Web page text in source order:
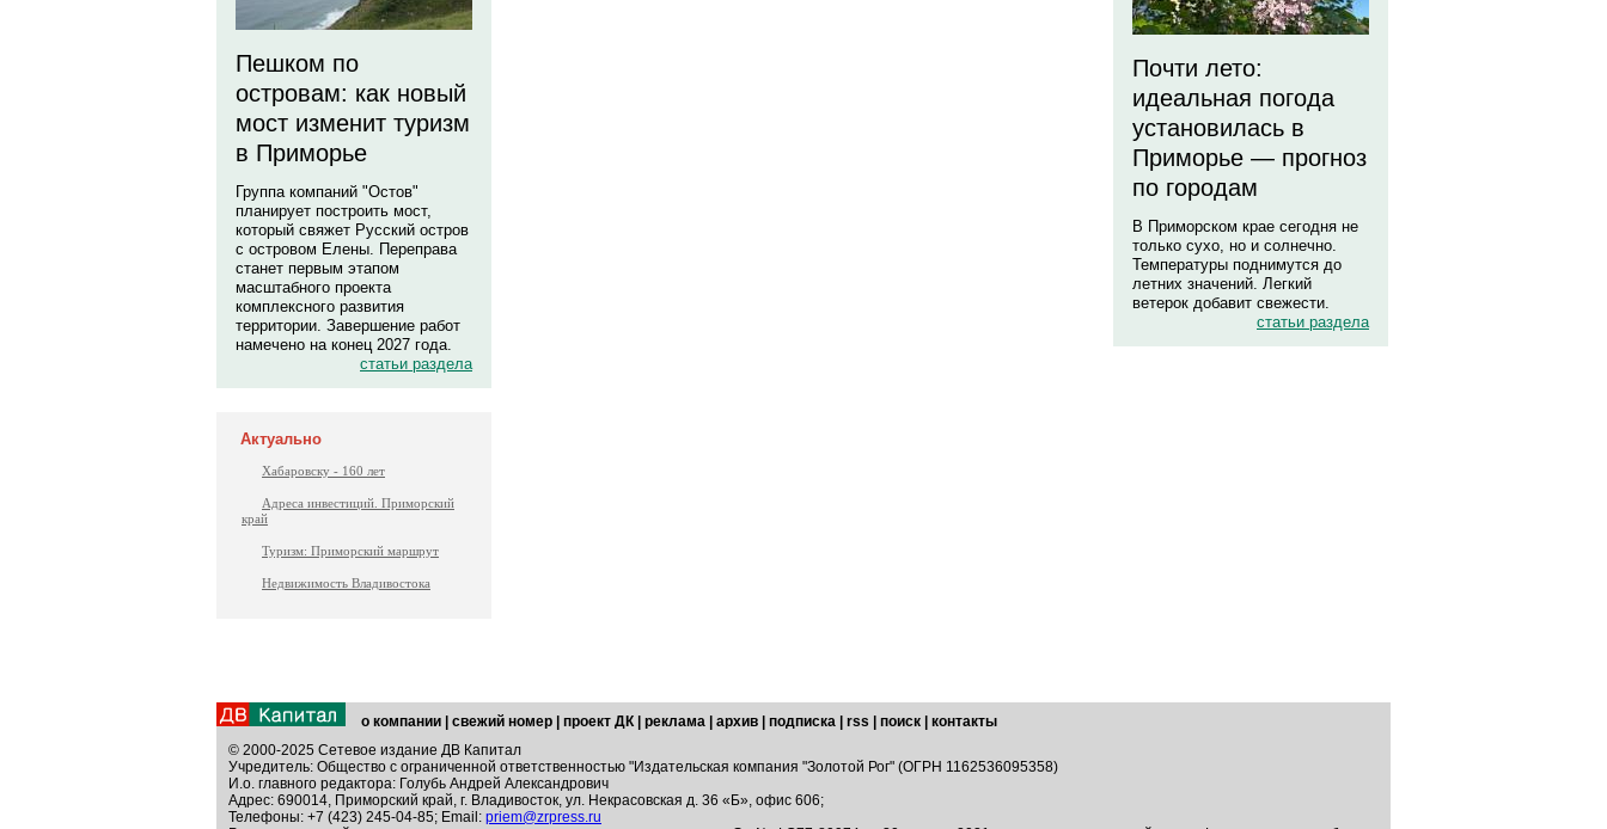
Пешком по
островам: как новый
мост изменит туризм
в Приморье
Группа компаний "Остов"
планирует построить мост,
который свяжет Русский остров
с островом Елены. Переправа
станет первым этапом
масштабного проекта
комплексного развития
территории. Завершение работ
намечено на конец 2027 года.
статьи раздела
Актуально
Хабаровску - 160 лет
Адреса инвестиций. Приморский
край
Туризм: Приморский маршрут
Недвижимость Владивостока
Почти лето:
идеальная погода
установилась в
Приморье — прогноз
по городам
В Приморском крае сегодня не
только сухо, но и солнечно.
Температуры поднимутся до
летних значений. Легкий
ветерок добавит свежести.
статьи раздела
о компании свежий номер проект ДК реклама архив подписка rss поиск
контакты
© 2000-2025 Сетевое издание ДВ Капитал
Учредитель: Общество с ограниченной ответственностью "Издательская компания "Золотой Рог" (ОГРН 1162536095358)
И.о. главного редактора: Голубь Андрей Александрович
Адрес: 690014, Приморский край, г. Владивосток, ул. Некрасовская д. 36 «Б», офис 606;
Телефоны: +7 (423) 245-04-85; Email: priem@zrpress.ru